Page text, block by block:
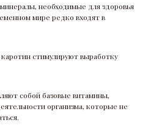
необходимые для здоровья
мире редко входят в
стимулируют выработку
собой базовые витамины,
организма, которые не